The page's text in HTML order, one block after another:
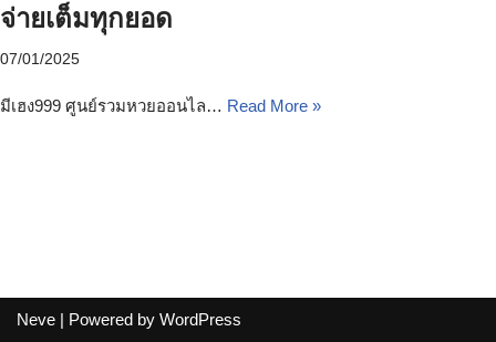
จ่ายเต็มทุกยอด
07/01/2025
มีเฮง999 ศูนย์รวมหวยออนไล… Read More »
Neve | Powered by WordPress